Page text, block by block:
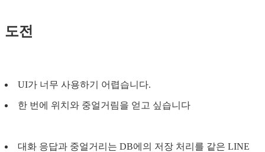
도전
UI가 너무 사용하기 어렵습니다.
한 번에 위치와 중얼거림을 얻고 싶습니다
대화 응답과 중얼거리는 DB에의 저장 처리를 같은 LINE